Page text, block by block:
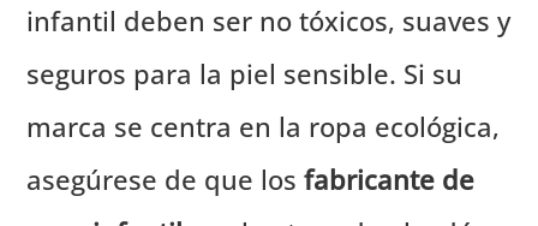
infantil deben ser no tóxicos, suaves y
seguros para la piel sensible. Si su
marca se centra en la ropa ecológica,
asegúrese de que losfabricante de